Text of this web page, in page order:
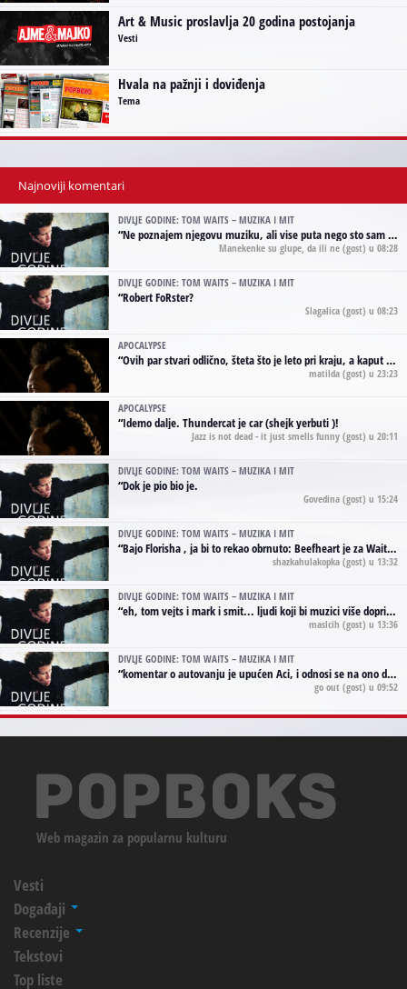
Art & Music proslavlja 20 godina postojanja
Vesti
Hvala na pažnji i doviđenja
Tema
Najnoviji komentari
DIVLJE GODINE: TOM WAITS – MUZIKA I MIT
“Ne poznajem njegovu muziku, ali vise puta nego sto sam to zazeleo gledao sam njegove umjetnicke slike na raznim stranama interneta. Te stoga zakljucujem da je Tom Waits Lady Gaga muzike namrstenih, ma
Manekenke su glupe, da ili ne (gost) u 08:28
DIVLJE GODINE: TOM WAITS – MUZIKA I MIT
“Robert FoRster?
Slagalica (gost) u 08:23
APOCALYPSE
“Ovih par stvari odlično, šteta što je leto pri kraju, a kaput koji te vervoatno podseća na pirotski ćilim je iz tradicije Navaho indijanaca ;)
matilda (gost) u 23:23
APOCALYPSE
“Idemo dalje. Thundercat je car (shejk yerbuti )!
Jazz is not dead - it just smells funny (gost) u 20:11
DIVLJE GODINE: TOM WAITS – MUZIKA I MIT
“Dok je pio bio je.
Govedina (gost) u 15:24
DIVLJE GODINE: TOM WAITS – MUZIKA I MIT
“Bajo Florisha , ja bi to rekao obrnuto: Beefheart je za Waitsa, isto sto i Hendrix za Lenny Kravitza
shazkahulakopka (gost) u 13:32
DIVLJE GODINE: TOM WAITS – MUZIKA I MIT
“eh, tom vejts i mark i smit... ljudi koji bi muzici više doprineli da su radili kao vozači tramvaja u gsp-u.
maslcih (gost) u 13:36
DIVLJE GODINE: TOM WAITS – MUZIKA I MIT
“komentar o autovanju je upućen Aci, i odnosi se na ono drugo autovanje...'senzualnost Waitsa' ;)
go out (gost) u 09:52
Web magazin za popularnu kulturu
Vesti
Događaji
Recenzije
Tekstovi
Top liste